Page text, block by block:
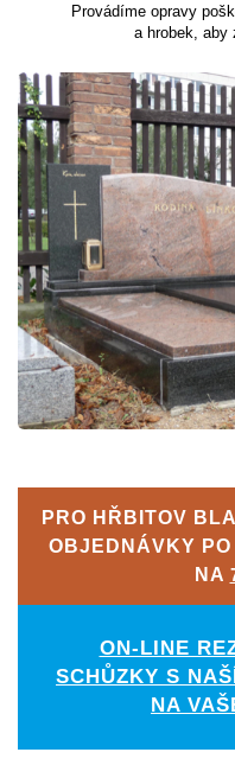
Provádíme opravy
a hrobek, aby
PRO HŘBITOV
OBJEDNÁVKY
NA
ON-LINE
SCHŮZKY S
NA